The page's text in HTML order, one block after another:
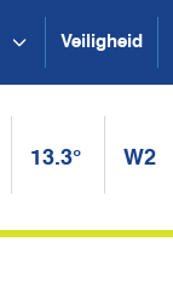
Veiligheid
13.3° W2